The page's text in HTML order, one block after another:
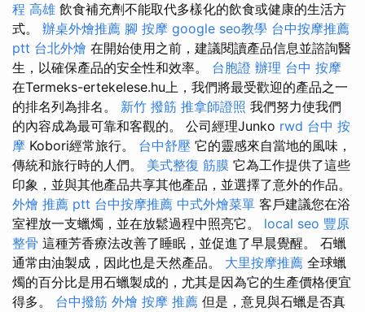
程 高雄 飲食補充劑不能取代多樣化的飲食或健康的生活方
式。 辦桌外燴推薦 腳 按摩 google seo教學 台中按摩推薦
ptt 台北外燴 在開始使用之前，建議閱讀產品信息並諮詢醫
生，以確保產品的安全性和效率。 台胞證 辦理 台中 按摩
在Termeks-ertekelese.hu上，我們將最受歡迎的產品之一
的排名列為排名。 新竹 撥筋 推拿師證照 我們努力使我們
的內容成為最可靠和客觀的。 公司經理Junko rwd 台中 按
摩 Kobori經常旅行。 台中舒壓 它的靈感來自當地的風味，
傳統和旅行時的人們。 美式整復 筋膜 它為工作提供了這些
印象，並與其他產品共享其他產品，並選擇了意外的作品。
外燴 推薦 ptt 台中按摩推薦 中式外燴菜單 客戶建議您在浴
室裡放一支蠟燭，並在放鬆過程中照亮它。 local seo 豐原
整骨 這種芳香療法改善了睡眠，並促進了早晨覺醒。 石蠟
通常由油製成，因此也是天然產品。 大里按摩推薦 全球蠟
燭的百分比是用石蠟製成的，尤其是因為它的生產價格便宜
得多。 台中撥筋 外燴 按摩 推薦 但是，意見與石蠟是否真